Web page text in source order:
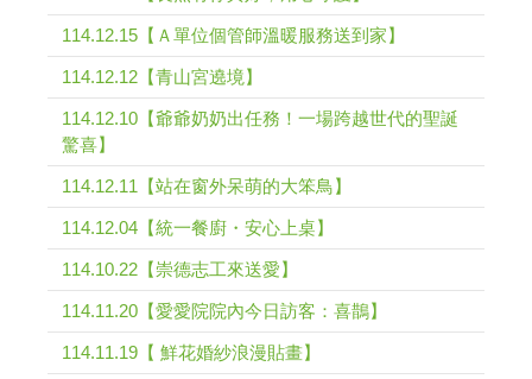
114.12.15【Ａ單位個管師溫暖服務送到家】
114.12.12【青山宮遶境】
114.12.10【爺爺奶奶出任務！一場跨越世代的聖誕
驚喜】
114.12.11【站在窗外呆萌的大笨鳥】
114.12.04【統一餐廚・安心上桌】
114.10.22【崇德志工來送愛】
114.11.20【愛愛院院內今日訪客：喜鵲】
114.11.19【 鮮花婚紗浪漫貼畫】